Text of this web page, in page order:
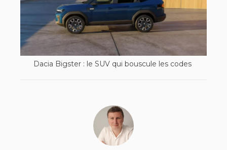
Dacia Bigster : le SUV qui bouscule les codes